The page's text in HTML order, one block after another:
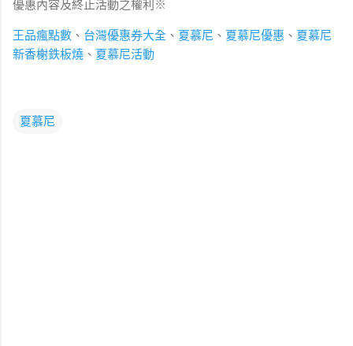
優惠內容及終止活動之權利 ※
王品瘋點數 、 台灣優惠券大全 、 夏慕尼 、 夏慕尼優惠 、 夏慕尼
新香榭鉄板燒 、 夏慕尼活動
夏慕尼